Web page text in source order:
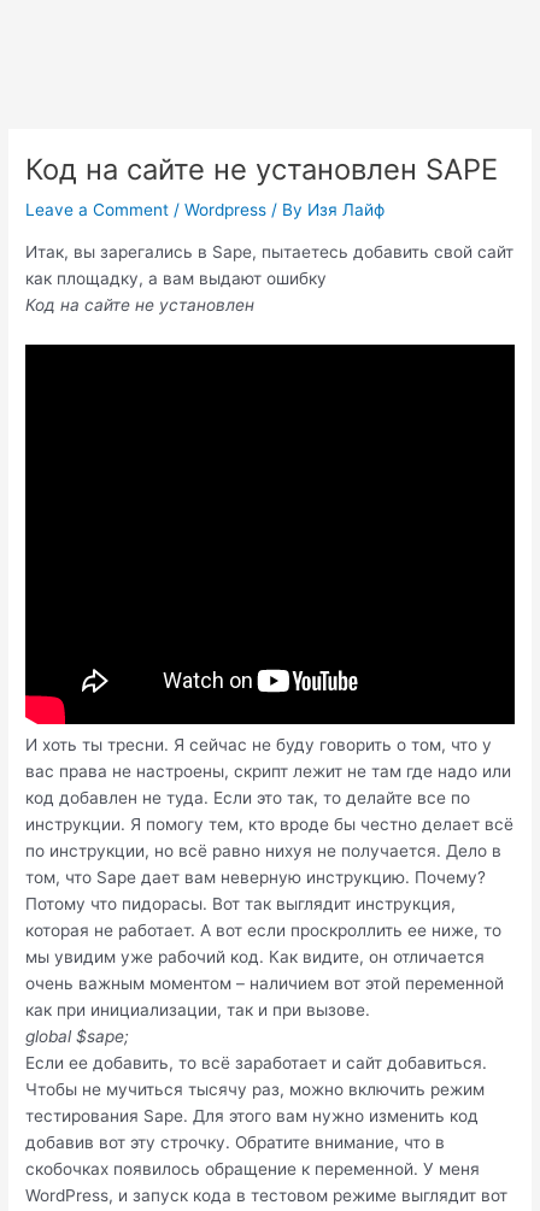
Код на сайте не установлен SAPE
Leave a Comment /Wordpress / By Изя Лайф
Итак, вы зарегались в Sape, пытаетесь добавить свой сайт
как площадку, а вам выдают ошибку
Код на сайте не установлен
И хоть ты тресни. Я сейчас не буду говорить о том, что у
вас права не настроены, скрипт лежит не там где надо или
код добавлен не туда. Если это так, то делайте все по
инструкции. Я помогу тем, кто вроде бы честно делает всё
по инструкции, но всё равно нихуя не получается. Дело в
том, что Sape дает вам неверную инструкцию. Почему?
Потому что пидорасы. Вот так выглядит инструкция,
которая не работает. А вот если проскроллить ее ниже, то
мы увидим уже рабочий код. Как видите, он отличается
очень важным моментом – наличием вот этой переменной
как при инициализации, так и при вызове.
global $sape;
Если ее добавить, то всё заработает и сайт добавиться.
Чтобы не мучиться тысячу раз, можно включить режим
тестирования Sape. Для этого вам нужно изменить код
добавив вот эту строчку. Обратите внимание, что в
скобочках появилось обращение к переменной. У меня
WordPress, и запуск кода в тестовом режиме выглядит вот